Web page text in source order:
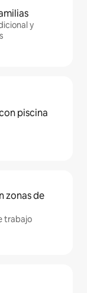
y
piscina
zonas de
trabajo